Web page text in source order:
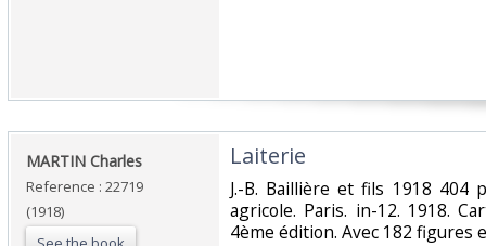
‎MARTIN Charles‎
Reference : 22719
(1918)
‎Laiterie‎
‎J.-B. Baillière et fils 1918 404
agricole. Paris. in-12. 1918.
4ème édition. Avec 182 figures